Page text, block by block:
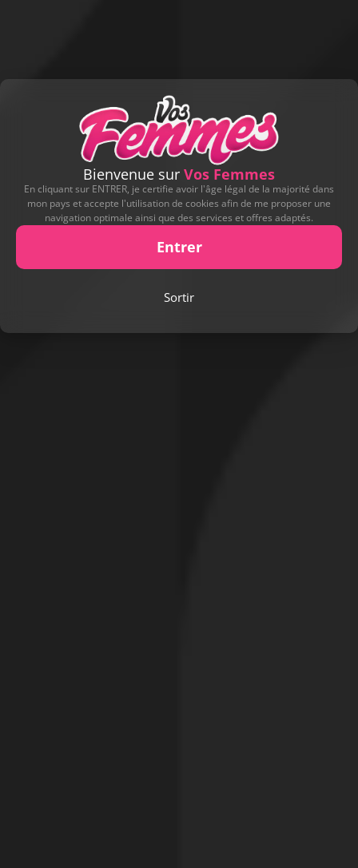
Bienvenue sur Vos Femmes
En cliquant sur ENTRER, je certifie avoir l'âge légal de la majorité dans
mon pays et accepte l'utilisation de cookies afin de me proposer une
navigation optimale ainsi que des services et offres adaptés.
Entrer
Sortir